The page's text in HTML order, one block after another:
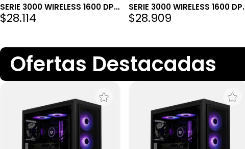
SERIE 3000 WIRELESS 1600 DPI
104KEYS BLACK
$28.114
SERIE 3000 WIRELESS 1600 DPI
104 KEYS BLACK
$28.909
Ofertas Destacadas